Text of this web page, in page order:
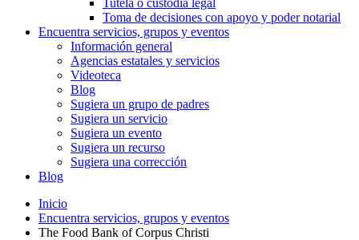
Toma de decisiones con apoyo y poder notarial
Encuentra servicios, grupos y eventos
Información general
Agencias estatales y servicios
Videoteca
Blog
Sugiera un grupo de padres
Sugiera un servicio
Sugiera un evento
Sugiera un recurso
Sugiera una corrección
Blog
Inicio
Encuentra servicios, grupos y eventos
The Food Bank of Corpus Christi